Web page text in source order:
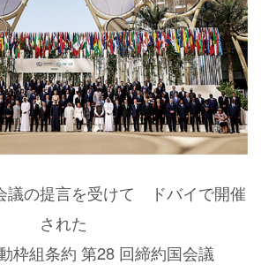
議の提言を受けて ドバイで開催
された
枠組条約 第28 回締約国会議